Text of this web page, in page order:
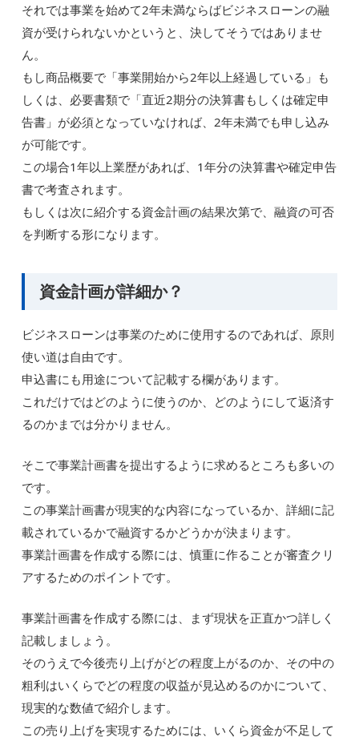
それでは事業を始めて2年未満ならばビジネスローンの融
資が受けられないかというと、決してそうではありませ
ん。
もし商品概要で「事業開始から2年以上経過している」も
しくは、必要書類で「直近2期分の決算書もしくは確定申
告書」が必須となっていなければ、2年未満でも申し込み
が可能です。
この場合1年以上業歴があれば、1年分の決算書や確定申告
書で考査されます。
もしくは次に紹介する資金計画の結果次第で、融資の可否
を判断する形になります。
資金計画が詳細か？
ビジネスローンは事業のために使用するのであれば、原則
使い道は自由です。
申込書にも用途について記載する欄があります。
これだけではどのように使うのか、どのようにして返済す
るのかまでは分かりません。
そこで事業計画書を提出するように求めるところも多いの
です。
この事業計画書が現実的な内容になっているか、詳細に記
載されているかで融資するかどうかが決まります。
事業計画書を作成する際には、慎重に作ることが審査クリ
アするためのポイントです。
事業計画書を作成する際には、まず現状を正直かつ詳しく
記載しましょう。
そのうえで今後売り上げがどの程度上がるのか、その中の
粗利はいくらでどの程度の収益が見込めるのかについて、
現実的な数値で紹介します。
この売り上げを実現するためには、いくら資金が不足して